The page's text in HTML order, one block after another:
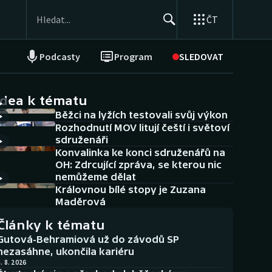
ČT
Podcasty Program SLEDOVAT
NEPŘEHLÉDNĚTE
Historické návraty
Aplikace ČT sport
AZ kvíz
k tématu
Běžci na lyžích testovali svůj výkon
Rozhodnutí MOV litují čeští i světoví
sdruženáři
Konvalinka ke konci sdruženářů na
OH: Zdrcující zpráva, se kterou nic
nemůžeme dělat
Královnou bílé stopy je Zuzana
Maděrová
k tématu
Behramiová už do závodů SP
ukončila kariéru
8. 2026